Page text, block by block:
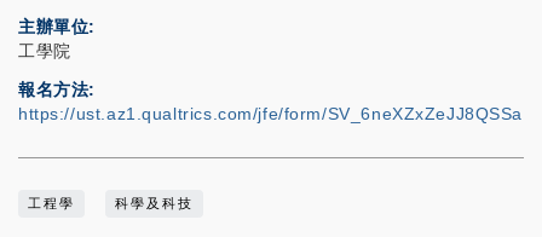
主辦單位
工學院
報名方法
https://ust.az1.qualtrics.com/jfe/form/SV_6neXZxZeJJ8QSSa
工程學 科學及科技